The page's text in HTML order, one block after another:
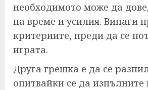
необходимото може да
на време и усилия. Винаги
критериите, преди да се
играта.
Друга грешка е да се
опитвайки се да изпълните